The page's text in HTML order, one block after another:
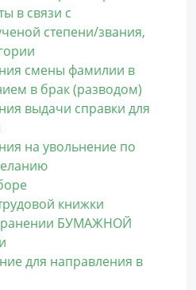
в связи с
степени/звания,
смены фамилии в
в брак (разводом)
выдачи справки для
на увольнение по
книжки
БУМАЖНОЙ
для направления в